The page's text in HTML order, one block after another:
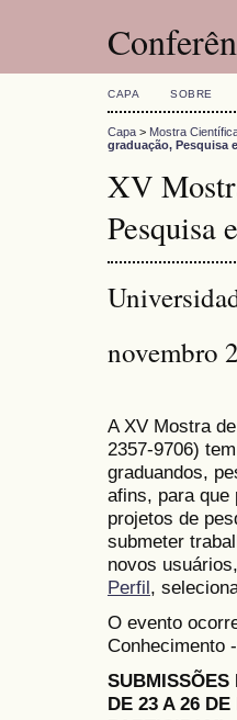
CAPA SOBRE
Capa > Mostra
graduação, Pesquisa
XV
Pesquisa
novembro
A XV Mostra
2357-9706)
graduandos,
afins, para que
projetos de
submeter
novos
Perfil,
O evento
Conhecimento
SUBMISSÕES
DE 23 A 26